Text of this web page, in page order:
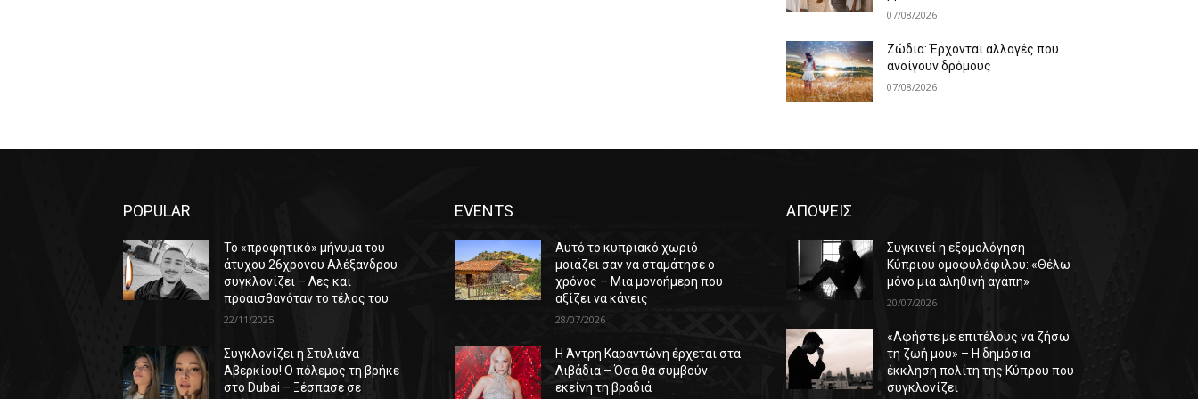
07/08/2026
Ζώδια: Έρχονται αλλαγές που
ανοίγουν δρόμους
07/08/2026
POPULAR
Το «προφητικό» μήνυμα του
άτυχου 26χρονου Αλέξανδρου
συγκλονίζει – Λες και
προαισθανόταν το τέλος του
22/11/2025
Συγκλονίζει η Στυλιάνα
Αβερκίου! Ο πόλεμος τη βρήκε
στο Dubai – Ξέσπασε σε
EVENTS
Αυτό το κυπριακό χωριό
μοιάζει σαν να σταμάτησε ο
χρόνος – Μια μονοήμερη που
αξίζει να κάνεις
28/07/2026
Η Άντρη Καραντώνη έρχεται στα
Λιβάδια – Όσα θα συμβούν
εκείνη τη βραδιά
ΑΠΟΨΕΙΣ
Συγκινεί η εξομολόγηση
Κύπριου ομοφυλόφιλου: «Θέλω
μόνο μια αληθινή αγάπη»
20/07/2026
«Αφήστε με επιτέλους να ζήσω
τη ζωή μου» – Η δημόσια
έκκληση πολίτη της Κύπρου που
συγκλονίζει